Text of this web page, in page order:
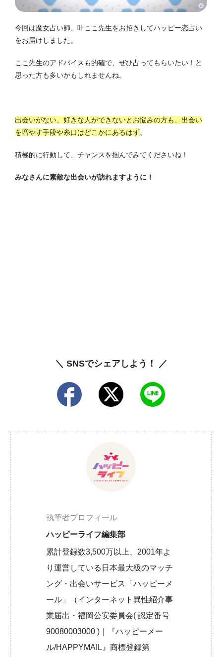
今回は魔女占い師、叶ここ先生をお招きしてハッピー恋占い
をお届けしました。
ここ先生のアドバイスも的確で、ぜひ占ってもらいたい！と
思った方も多いかもしれませんね。
出会いがない、好きな人ができないとお悩みの方も、出会い
を増やす手段や糸口はどこかにあるはず。
積極的に行動して、チャンスを掴んでみてくださいね！
みなさんに素敵な出会いが訪れますように！
＼ SNSでシェアしよう！ ／
執筆者プロフィール
ハッピーライフ編集部
累計登録数3,500万以上、2001年よ
り運営している日本最大級のマッチ
ング・出会いサービス「ハッピーメ
ール」（インターネット異性紹介事
業届出・福岡公安委員会( 認定番号
90080003000 )｜『ハッピーメー
ル/HAPPYMAIL』商標登録第